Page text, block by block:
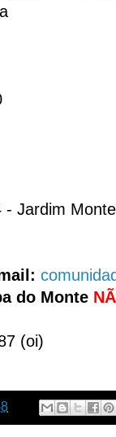
Jardim
do Monte
(oi)